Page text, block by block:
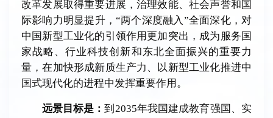
改革发展取得重要进展，治理效能、社会声誉和国
际影响力明显提升，“两个深度融入”全面深化，对
中国新型工业化的引领作用更加突出，成为服务国
家战略、行业科技创新和东北全面振兴的重要力
量，在加快形成新质生产力、以新型工业化推进中
国式现代化的进程中发挥重要作用。
远景目标是：到2035年我国建成教育强国、实